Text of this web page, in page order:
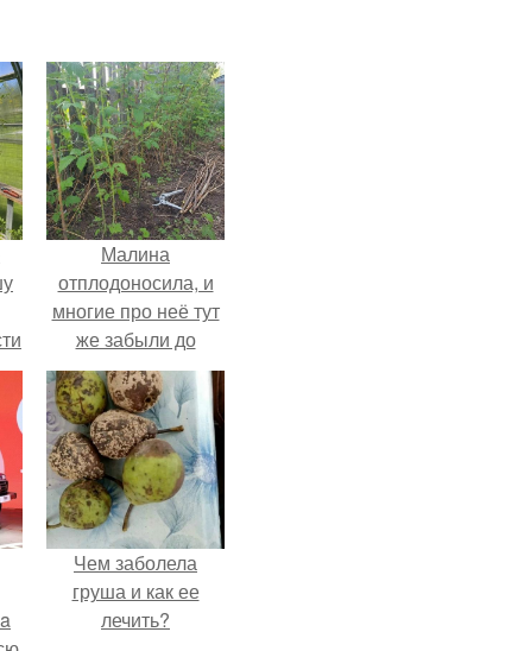
Малина
отплодоносила, и
многие про неё тут
же забыли до
следующего лета.
Чем заболела
груша и как ее
лечить?